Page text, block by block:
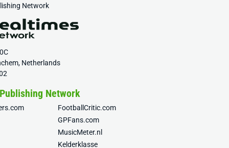
Network
Netherlands
Network
FootballCritic.com
GPFans.com
MusicMeter.nl
Kelderklasse